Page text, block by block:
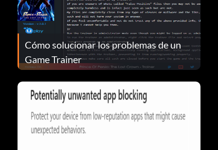
Cómo solucionar los problemas de un
Game Trainer